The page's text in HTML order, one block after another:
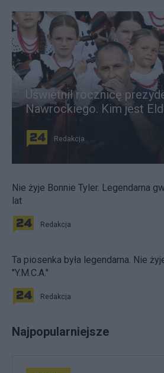
Uświetnił rocznicę
Nawrockiego. Kim jest
Redakcja
Nie żyje Bonnie Tyler. Legendarna
lat
Redakcja
Ta piosenka była legendarna. Nie
"Y.M.C.A."
Redakcja
Najpopularniejsze